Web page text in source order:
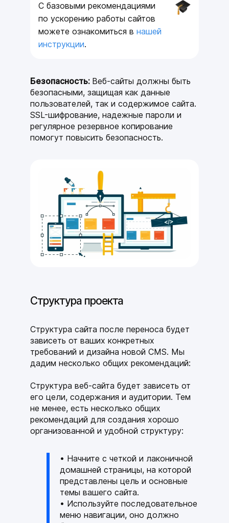
C базовыми рекомендациями
по ускорению работы сайтов
можете ознакомиться в нашей
инструкции.
Безопасность: Веб-сайты должны быть
безопасными, защищая как данные
пользователей, так и содержимое сайта.
SSL-шифрование, надежные пароли и
регулярное резервное копирование
помогут повысить безопасность.
Структура проекта
Структура сайта после переноса будет
зависеть от ваших конкретных
требований и дизайна новой CMS. Мы
дадим несколько общих рекомендаций:
Структура веб-сайта будет зависеть от
его цели, содержания и аудитории. Тем
не менее, есть несколько общих
рекомендаций для создания хорошо
организованной и удобной структуру:
• Начните с четкой и лаконичной
домашней страницы, на которой
представлены цель и основные
темы вашего сайта.
• Используйте последовательное
меню навигации, оно должно